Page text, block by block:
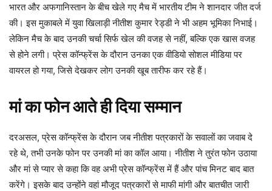
भारत और अफगानिस्तान के बीच खेले गए मैच में भारतीय टीम ने शानदार जीत दर्ज
की। इस मुकाबले में युवा खिलाड़ी नीतीश कुमार रेड्डी ने भी अहम भूमिका निभाई।
लेकिन मैच के बाद उनकी चर्चा सिर्फ खेल की वजह से नहीं, बल्कि एक खास वजह
से होने लगी। प्रेस कॉन्फ्रेंस के दौरान उनका एक वीडियो सोशल मीडिया पर
वायरल हो गया, जिसे देखकर लोग उनकी खूब तारीफ कर रहे हैं।
मां का फोन आते ही दिया सम्मान
दरअसल, प्रेस कॉन्फ्रेंस के दौरान जब नीतीश पत्रकारों के सवालों का जवाब दे
रहे थे, तभी उनके फोन पर उनकी मां का कॉल आया। नीतीश ने तुरंत फोन उठाया
और मां से प्यार से कहा कि वह अभी प्रेस कॉन्फ्रेंस में हैं और पांच मिनट बाद बात
करेंगे। इसके बाद उन्होंने वहां मौजूद पत्रकारों से माफी मांगी और बातचीत जारी